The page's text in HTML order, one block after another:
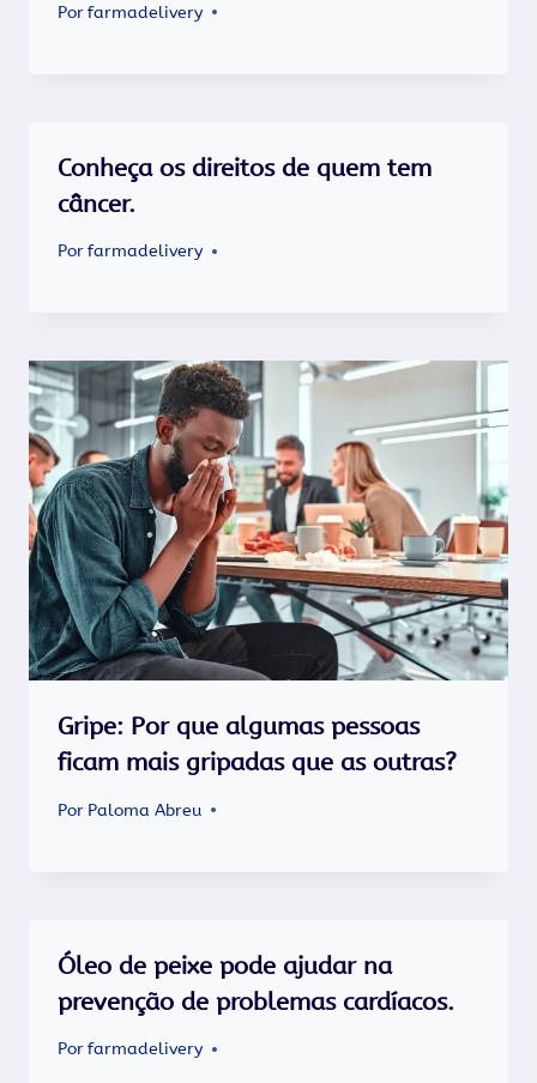
Porfarmadelivery
Conheça os direitos de quem tem
câncer.
Porfarmadelivery
Gripe: Por que algumas pessoas
ficam mais gripadas que as outras?
Por Paloma Abreu
Óleo de peixe pode ajudar na
prevenção de problemas cardíacos.
Porfarmadelivery